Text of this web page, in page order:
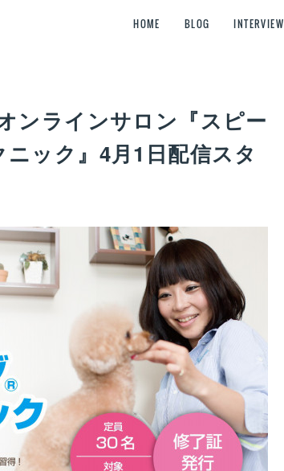
HOME BLOG INTERVIEW
ンラインサロン『スピー
ック』4月1日配信スタ